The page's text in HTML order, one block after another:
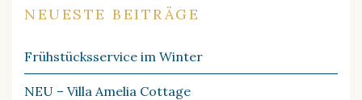
NEUESTE BEITRÄGE
Frühstücksservice im Winter
NEU – Villa Amelia Cottage